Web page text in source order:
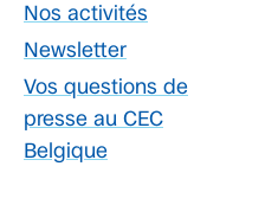
Nos activités
Newsletter
Vos questions de
presse au CEC
Belgique